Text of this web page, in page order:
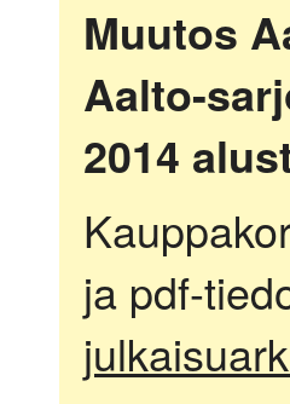
Muutos
Aalto-
2014
ja pdf-